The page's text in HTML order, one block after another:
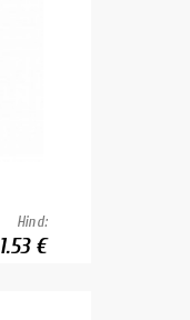
Hind:
1.53 €